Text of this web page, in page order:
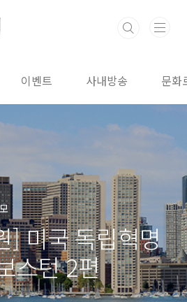
이벤트 사내방송 문화
] 미국 독립혁명
스턴 2편